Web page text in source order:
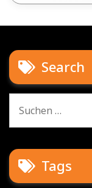
Search
nach:
Tags